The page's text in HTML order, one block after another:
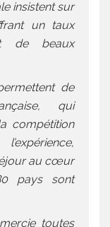
insistent sur
un taux
de beaux
de
qui
compétition
au cœur
pays sont
toutes